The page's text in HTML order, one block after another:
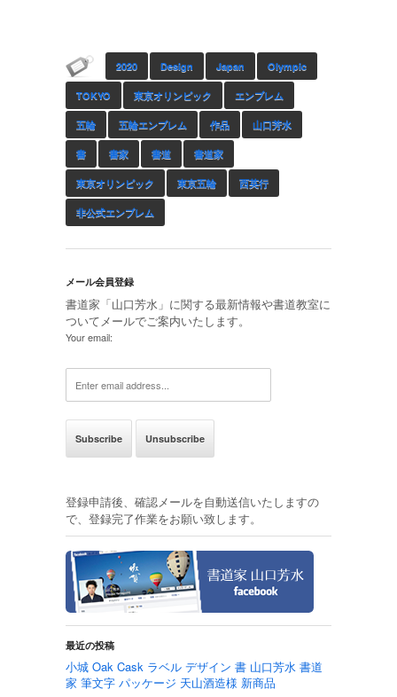
2020 Design Japan Olympic
TOKYO ‎東京オリンピック エンブレム
五輪 五輪エンブレム 作品 山口芳水
書 書家 書道 書道家
東京オリンピック 東京五輪 西英行
非公式エンブレム
メール会員登録
書道家「山口芳水」に関する最新情報や書道教室に
ついてメールでご案内いたします。
Your email:
登録申請後、確認メールを自動送信いたしますの
で、登録完了作業をお願い致します。
最近の投稿
小城 Oak Cask ラベル デザイン 書 山口芳水 書道
家 筆文字 パッケージ 天山酒造様 新商品